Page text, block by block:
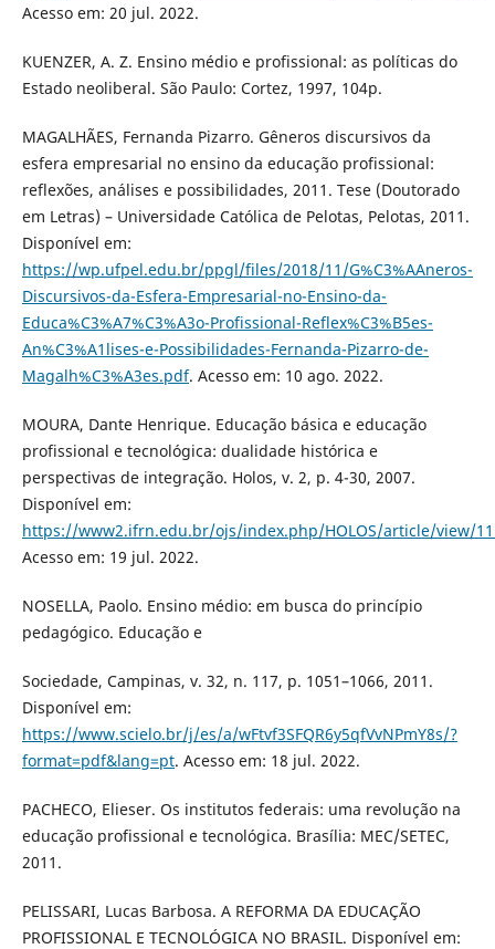
Acesso em: 20 jul. 2022.
KUENZER, A. Z. Ensino médio e profissional: as políticas do
Estado neoliberal. São Paulo: Cortez, 1997, 104p.
MAGALHÃES, Fernanda Pizarro. Gêneros discursivos da
esfera empresarial no ensino da educação profissional:
reflexões, análises e possibilidades, 2011. Tese (Doutorado
em Letras) – Universidade Católica de Pelotas, Pelotas, 2011.
Disponível em:
https://wp.ufpel.edu.br/ppgl/files/2018/11/G%C3%AAneros-
Discursivos-da-Esfera-Empresarial-no-Ensino-da-
Educa%C3%A7%C3%A3o-Profissional-Reflex%C3%B5es-
An%C3%A1lises-e-Possibilidades-Fernanda-Pizarro-de-
Magalh%C3%A3es.pdf. Acesso em: 10 ago. 2022.
MOURA, Dante Henrique. Educação básica e educação
profissional e tecnológica: dualidade histórica e
perspectivas de integração. Holos, v. 2, p. 4-30, 2007.
Disponível em:
https://www2.ifrn.edu.br/ojs/index.php/HOLOS/article/view/
Acesso em: 19 jul. 2022.
NOSELLA, Paolo. Ensino médio: em busca do princípio
pedagógico. Educação e
Sociedade, Campinas, v. 32, n. 117, p. 1051–1066, 2011.
Disponível em:
https://www.scielo.br/j/es/a/wFtvf3SFQR6y5qfVvNPmY8s/?
format=pdf&lang=pt. Acesso em: 18 jul. 2022.
PACHECO, Elieser. Os institutos federais: uma revolução na
educação profissional e tecnológica. Brasília: MEC/SETEC,
2011.
PELISSARI, Lucas Barbosa. A REFORMA DA EDUCAÇÃO
PROFISSIONAL E TECNOLÓGICA NO BRASIL. Disponível em: